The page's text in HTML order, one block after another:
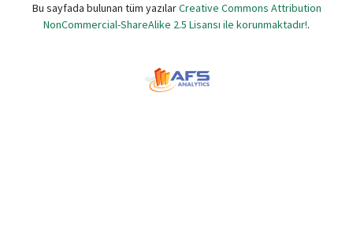
Bu sayfada bulunan tüm yazılarCreative Commons Attribution
NonCommercial-ShareAlike 2.5 Lisansı ile korunmaktadır!.